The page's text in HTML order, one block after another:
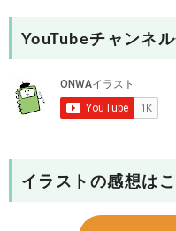
YouTubeチャンネ
イラストの感想は